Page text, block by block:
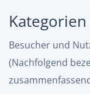
Besucher und
(Nachfolgend